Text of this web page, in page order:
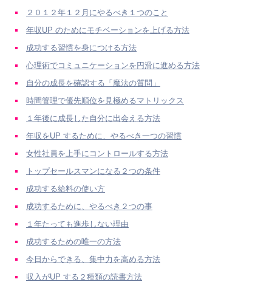
２０１２年１２月にやるべき１つのこと
年収UP のためにモチベーションを上げる方法
成功する習慣を身につける方法
心理術でコミュニケーションを円滑に進める方法
自分の成長を確認する「魔法の質問」
時間管理で優先順位を見極めるマトリックス
１年後に成長した自分に出会える方法
年収をUP するために、やるべき一つの習慣
女性社員を上手にコントロールする方法
トップセールスマンになる２つの条件
成功する給料の使い方
成功するために、やるべき２つの事
１年たっても進歩しない理由
成功するための唯一の方法
今日からできる、集中力を高める方法
収入がUP する２種類の読書方法